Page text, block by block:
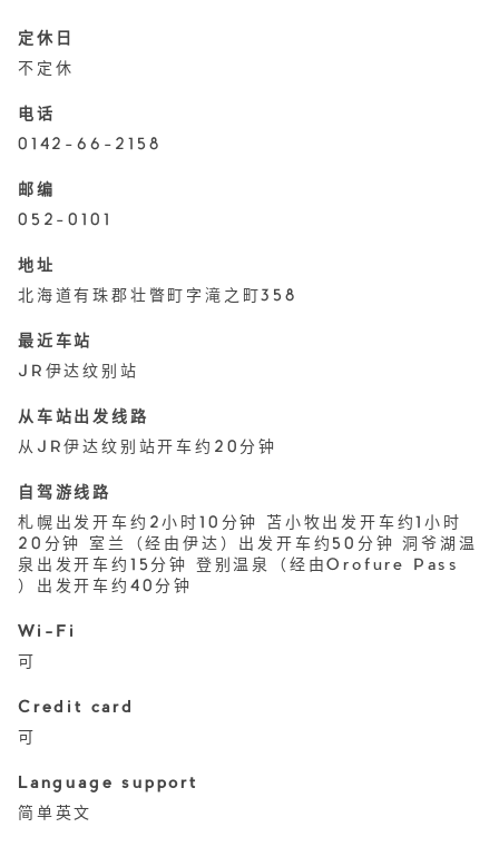
定休日
不定休
电话
0142-66-2158
邮编
052-0101
地址
北海道有珠郡壮瞥町字滝之町358
最近车站
JR伊达纹别站
从车站出发线路
从JR伊达纹别站开车约20分钟
自驾游线路
札幌出发开车约2小时10分钟 苫小牧出发开车约1小时
20分钟 室兰（经由伊达）出发开车约50分钟 洞爷湖温
泉出发开车约15分钟 登别温泉（经由Orofure Pass
）出发开车约40分钟
Wi-Fi
可
Credit card
可
Language support
简单英文